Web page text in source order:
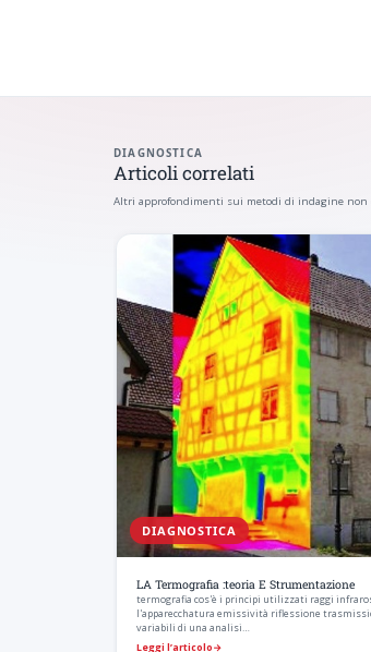
DIAGNOSTICA
Articoli correlati
Altri approfondimenti sui metodi di indagine
DIAGNOSTICA
LA Termografia :teoria E Strumentazione
termografia cos'è i principi utilizzati raggi
l'apparecchatura emissività riflessione
variabili di una analisi…
Leggi l’articolo→